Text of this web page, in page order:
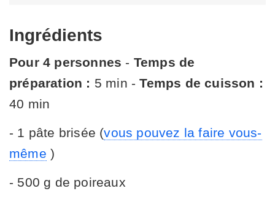
Ingrédients
Pour 4 personnes - Temps de
préparation : 5 min -Temps de cuisson :
40 min
- 1 pâte brisée (vous pouvez la faire vous-
même )
- 500 g de poireaux